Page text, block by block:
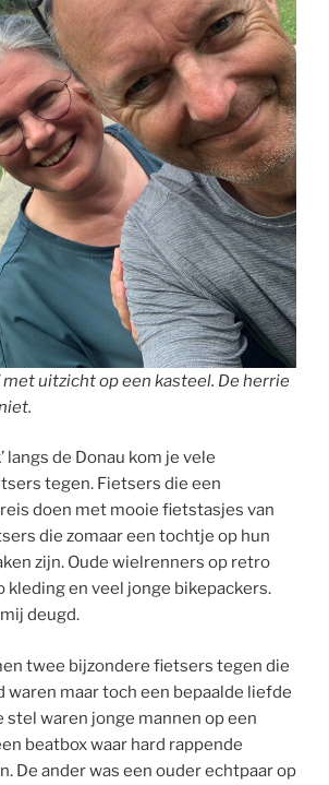
met uitzicht op een kasteel. De herrie
langs de Donau kom je vele
tegen. Fietsers die een
doen met mooie fietstasjes van
die zomaar een tochtje op hun
zijn. Oude wielrenners op retro
en veel jonge bikepackers.
deugd.
twee bijzondere fietsers tegen die
waren maar toch een bepaalde liefde
stel waren jonge mannen op een
beatbox waar hard rappende
De ander was een ouder echtpaar op